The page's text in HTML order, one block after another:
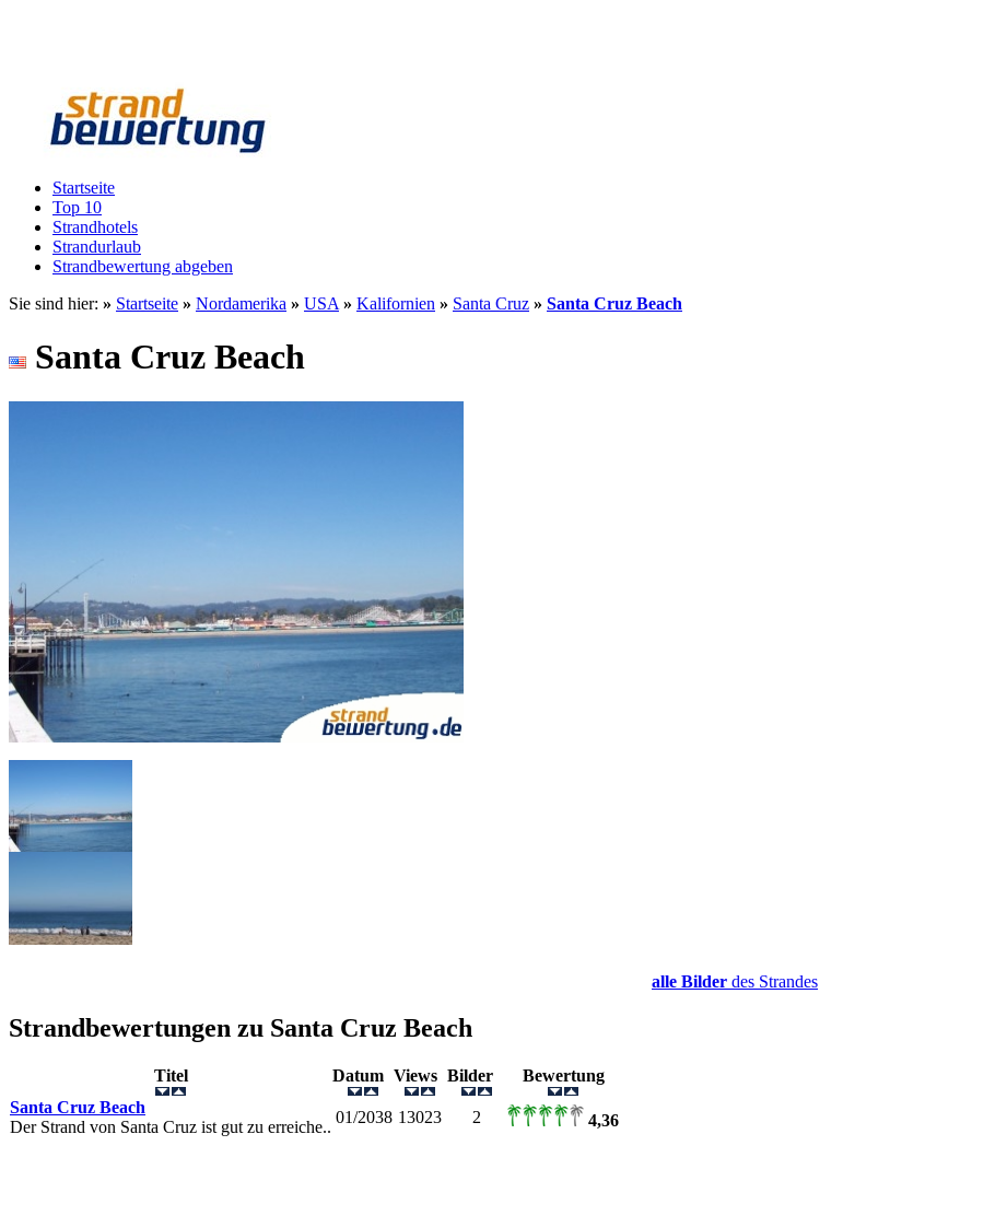
Startseite
Top 10
Strandhotels
Strandurlaub
Strandbewertung abgeben
Sie sind hier: » Startseite » Nordamerika » USA » Kalifornien » Santa Cruz » Santa Cruz Beach
Santa Cruz Beach
alle Bilder des Strandes
Strandbewertungen zu Santa Cruz Beach
Titel Datum Views Bilder
Bewertung
Santa Cruz Beach
Der Strand von Santa Cruz ist gut zu erreiche..
01/2038 13023 2 4,36